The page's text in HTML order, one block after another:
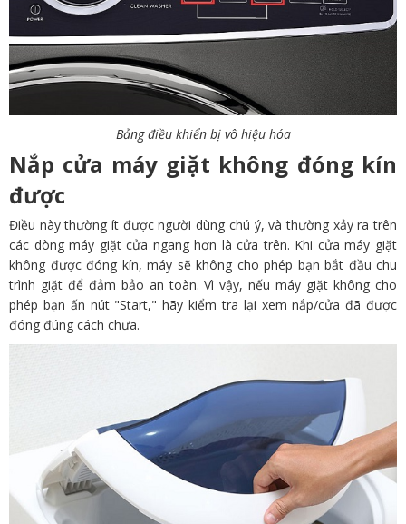
Bảng điều khiển bị vô hiệu hóa
Nắp cửa máy giặt không đóng kín
được
Điều này thường ít được người dùng chú ý, và thường xảy ra trên
các dòng máy giặt cửa ngang hơn là cửa trên. Khi cửa máy giặt
không được đóng kín, máy sẽ không cho phép bạn bắt đầu chu
trình giặt để đảm bảo an toàn. Vì vậy, nếu máy giặt không cho
phép bạn ấn nút "Start," hãy kiểm tra lại xem nắp/cửa đã được
đóng đúng cách chưa.